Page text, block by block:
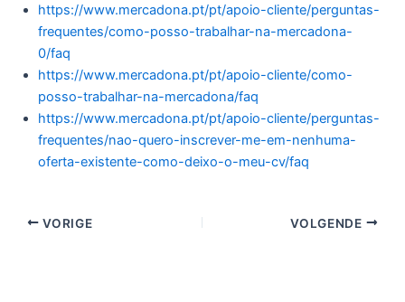
https://www.mercadona.pt/pt/apoio-cliente/perguntas-
frequentes/como-posso-trabalhar-na-mercadona-
0/faq
https://www.mercadona.pt/pt/apoio-cliente/como-
posso-trabalhar-na-mercadona/faq
https://www.mercadona.pt/pt/apoio-cliente/perguntas-
frequentes/nao-quero-inscrever-me-em-nenhuma-
oferta-existente-como-deixo-o-meu-cv/faq
VORIGE VOLGENDE